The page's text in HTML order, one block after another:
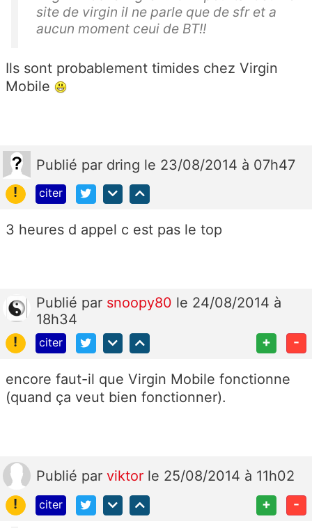
site de virgin il ne parle que de sfr et a
aucun moment ceui de BT!!
Ils sont probablement timides chez Virgin
Mobile
Publié par dring le 23/08/2014 à 07h47
!
citer
3 heures d appel c est pas le top
Publié par snoopy80 le 24/08/2014 à
18h34
!
citer + -
encore faut-il que Virgin Mobile fonctionne
(quand ça veut bien fonctionner).
Publié par viktor le 25/08/2014 à 11h02
!
citer + -